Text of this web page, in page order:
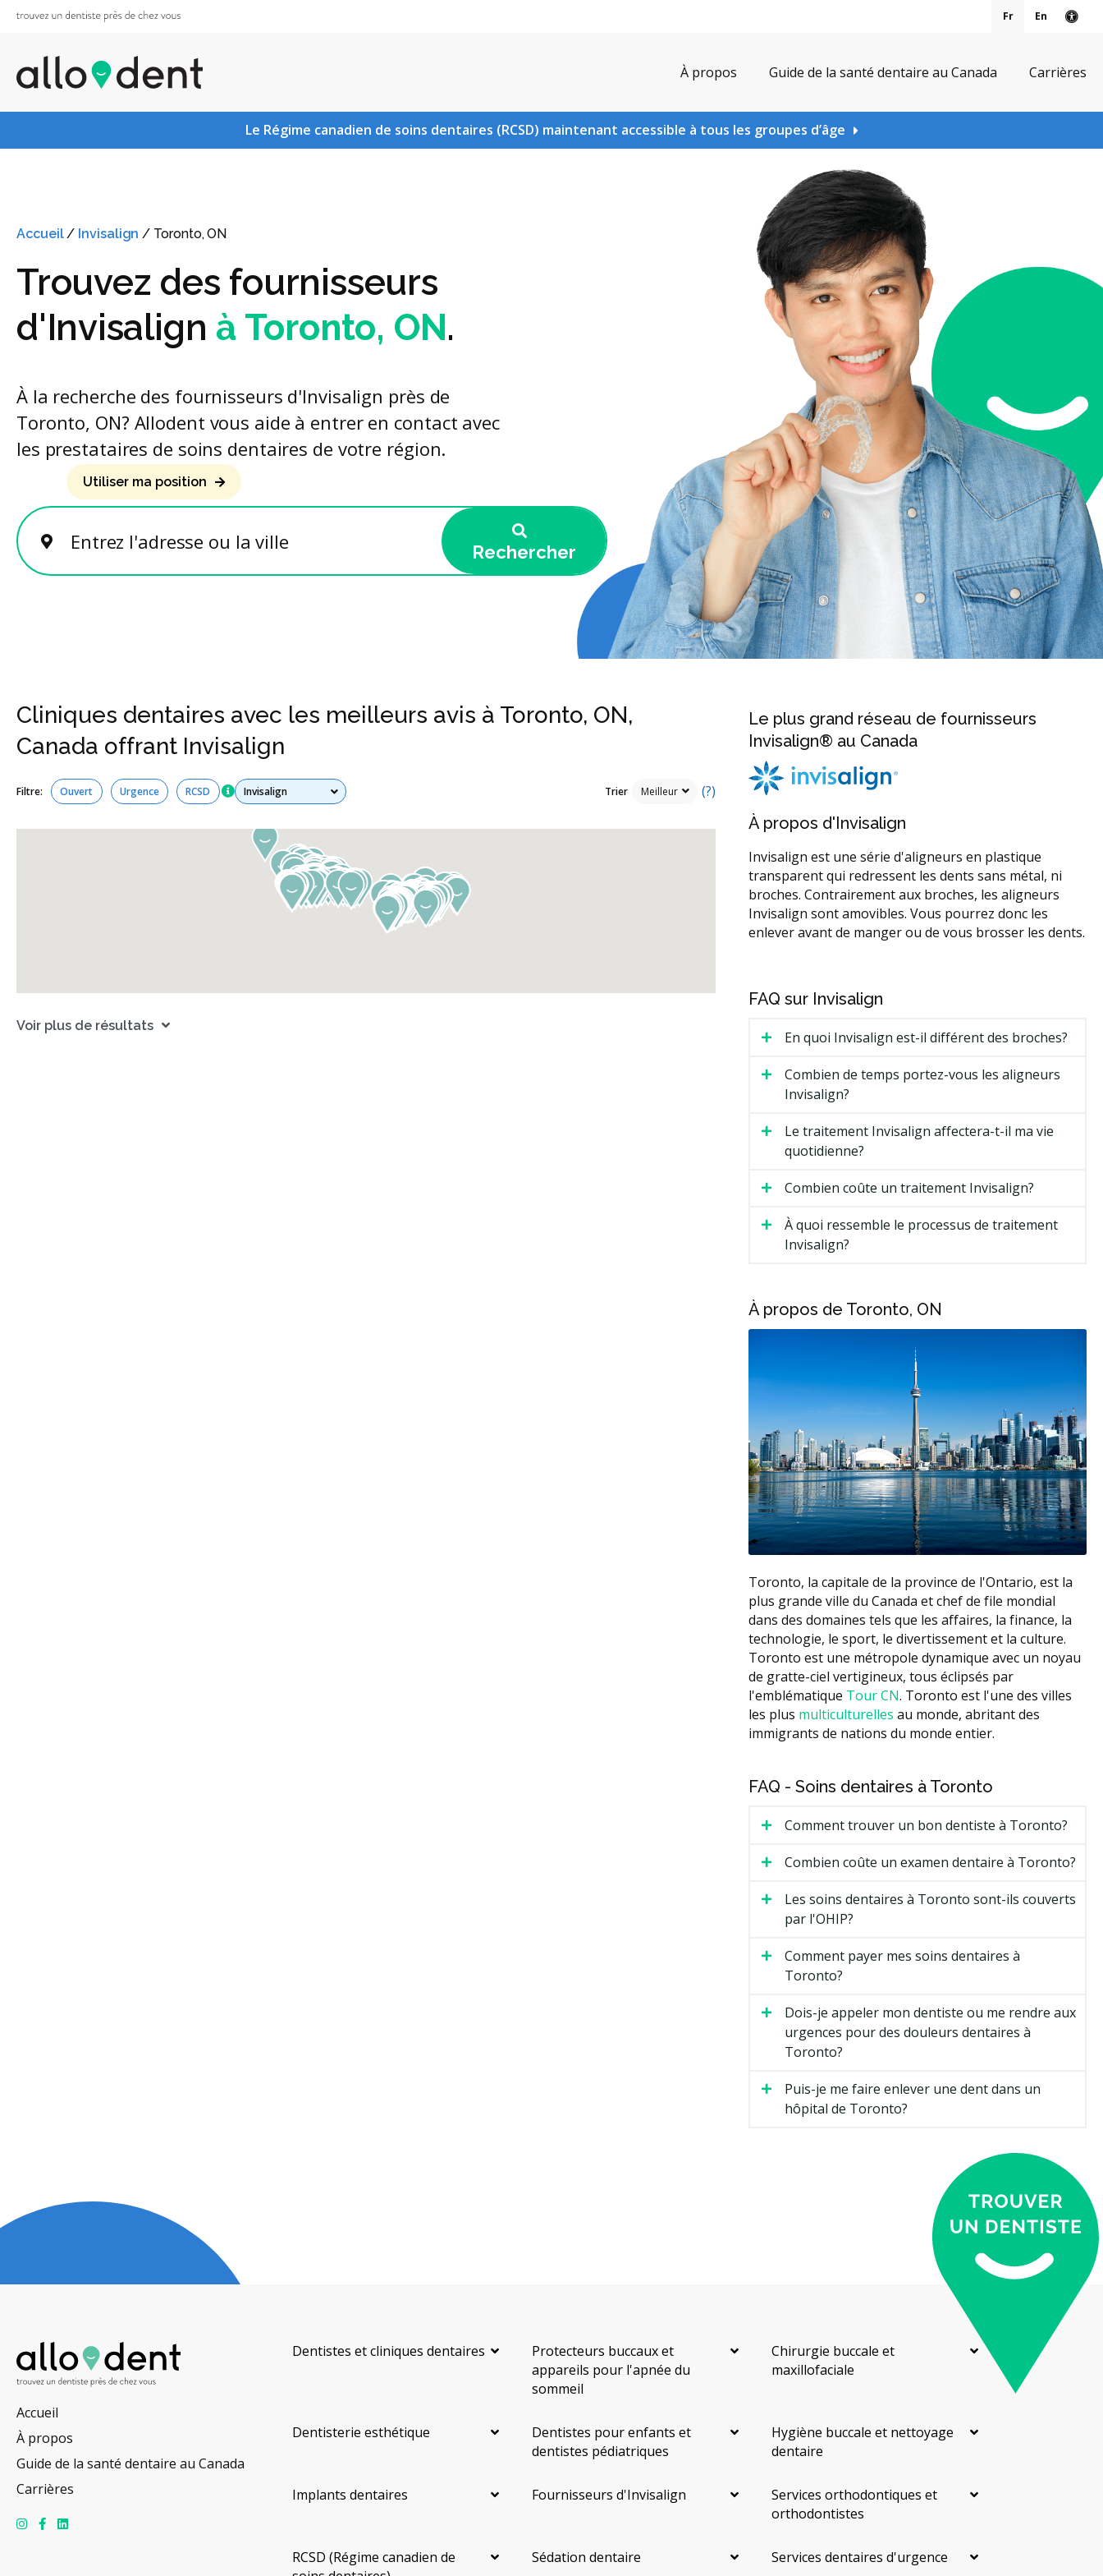
Fr En
À propos Guide de la santé dentaire au Canada Carrières
Le Régime canadien de soins dentaires (RCSD) maintenant accessible à tous les groupes d’âge
Accueil/ Invisalign / Toronto, ON
Trouvez des fournisseurs
d'Invisalign à Toronto, ON.
À la recherche des fournisseurs d'Invisalign près de
Toronto, ON? Allodent vous aide à entrer en contact avec
les prestataires de soins dentaires de votre région.
Entrez l'adresse ou la ville
Utiliser ma position
Rechercher
Cliniques dentaires avec les meilleurs avis à Toronto, ON,
Canada offrant Invisalign
Filtre: Ouvert Urgence RCSD Tous les services Trier (?)
Voir plus de résultats
Le plus grand réseau de fournisseurs
Invisalign® au Canada
À propos d'Invisalign
Invisalign est une série d'aligneurs en plastique
transparent qui redressent les dents sans métal, ni
broches. Contrairement aux broches, les aligneurs
Invisalign sont amovibles. Vous pourrez donc les
enlever avant de manger ou de vous brosser les dents.
FAQ sur Invisalign
En quoi Invisalign est-il différent des broches?
Combien de temps portez-vous les aligneurs
Invisalign?
Le traitement Invisalign affectera-t-il ma vie
quotidienne?
Combien coûte un traitement Invisalign?
À quoi ressemble le processus de traitement
Invisalign?
À propos de Toronto, ON
Toronto, la capitale de la province de l'Ontario, est la
plus grande ville du Canada et chef de file mondial
dans des domaines tels que les affaires, la finance, la
technologie, le sport, le divertissement et la culture.
Toronto est une métropole dynamique avec un noyau
de gratte-ciel vertigineux, tous éclipsés par
l'emblématique Tour CN. Toronto est l'une des villes
les plus multiculturelles au monde, abritant des
immigrants de nations du monde entier.
FAQ - Soins dentaires à Toronto
Comment trouver un bon dentiste à Toronto?
Combien coûte un examen dentaire à Toronto?
Les soins dentaires à Toronto sont-ils couverts
par l'OHIP?
Comment payer mes soins dentaires à
Toronto?
Dois-je appeler mon dentiste ou me rendre aux
urgences pour des douleurs dentaires à
Toronto?
Puis-je me faire enlever une dent dans un
hôpital de Toronto?
Accueil
À propos
Guide de la santé dentaire au Canada
Carrières
Dentistes et cliniques dentaires
Protecteurs buccaux et
appareils pour l'apnée du
sommeil
Chirurgie buccale et
maxillofaciale
Dentisterie esthétique
Dentistes pour enfants et
dentistes pédiatriques
Hygiène buccale et nettoyage
dentaire
Implants dentaires Fournisseurs d'Invisalign
Services orthodontiques et
orthodontistes
RCSD (Régime canadien de
Sédation dentaire Services dentaires d'urgence